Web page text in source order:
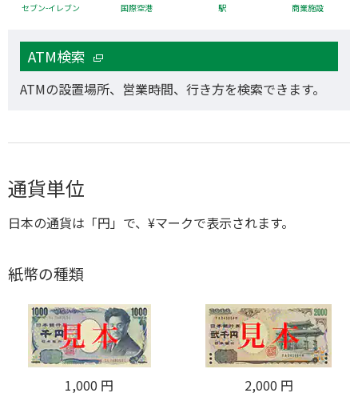
セブン-イレブン 国際空港 駅 商業施設
ATM検索
ATMの設置場所、営業時間、行き方を検索できます。
通貨単位
日本の通貨は「円」で、¥マークで表示されます。
紙幣の種類
1,000 円 2,000 円